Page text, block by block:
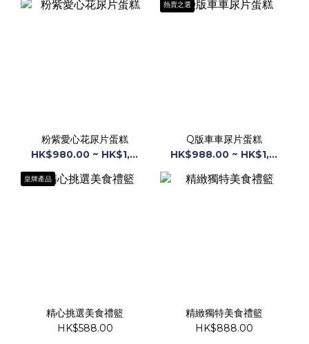
粉紫愛心花尿片蛋糕
HK$980.00 ~ HK$1,068.00
熱賣之選
Q版車車尿片蛋糕
HK$988.00 ~ HK$1,068.00
皇牌產品
精心挑選美食禮籃
HK$588.00
精緻獨特美食禮籃
HK$888.00